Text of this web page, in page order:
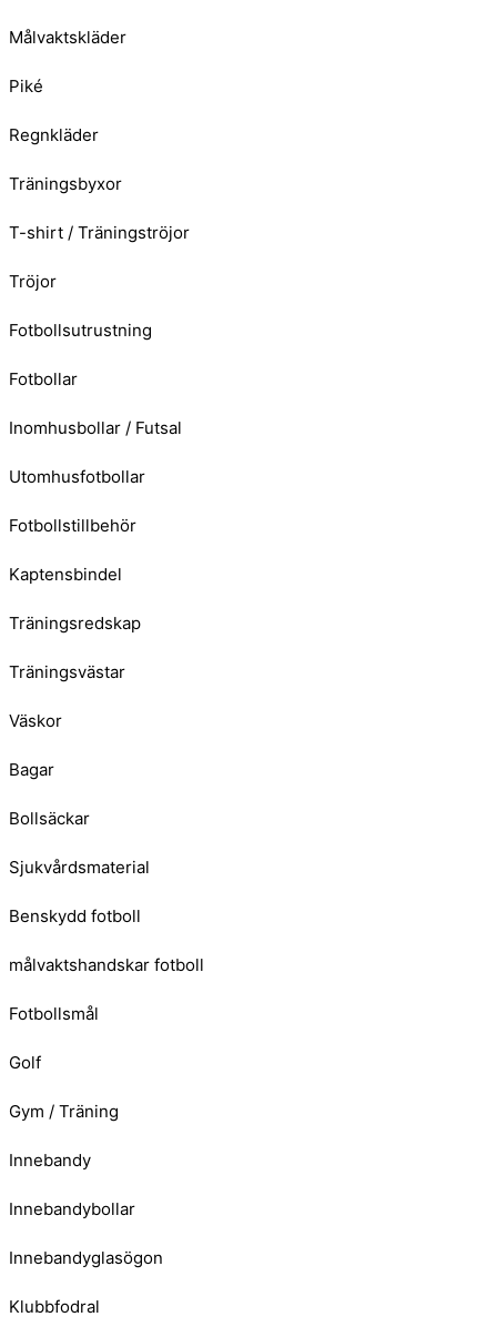
Målvaktskläder
Piké
Regnkläder
Träningsbyxor
T-shirt / Träningströjor
Tröjor
Fotbollsutrustning
Fotbollar
Inomhusbollar / Futsal
Utomhusfotbollar
Fotbollstillbehör
Kaptensbindel
Träningsredskap
Träningsvästar
Väskor
Bagar
Bollsäckar
Sjukvårdsmaterial
Benskydd fotboll
målvaktshandskar fotboll
Fotbollsmål
Golf
Gym / Träning
Innebandy
Innebandybollar
Innebandyglasögon
Klubbfodral